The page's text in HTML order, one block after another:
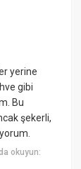
yerine
gibi
Bu
şekerli,
okuyun: